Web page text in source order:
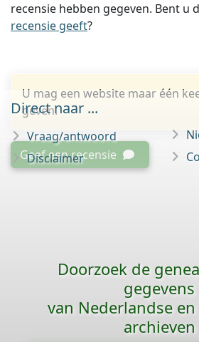
recensie hebben gegeven. Bent u
recensie geeft?
U mag een website maar één
geven.
Geef een recensie
Direct naar ...
Vraag/antwoord
Disclaimer
Doorzoek de
gegevens
van Nederlandse
archieven